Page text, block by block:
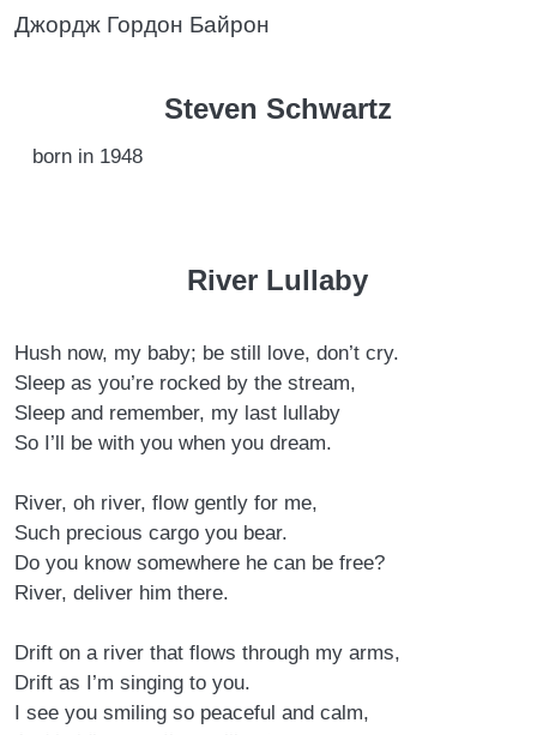
Джордж Гордон Байрон
Steven Schwartz
born in 1948
River Lullaby
Hush now, my baby; be still love, don’t cry.
Sleep as you’re rocked by the stream,
Sleep and remember, my last lullaby
So I’ll be with you when you dream.
River, oh river, flow gently for me,
Such precious cargo you bear.
Do you know somewhere he can be free?
River, deliver him there.
Drift on a river that flows through my arms,
Drift as I’m singing to you.
I see you smiling so peaceful and calm,